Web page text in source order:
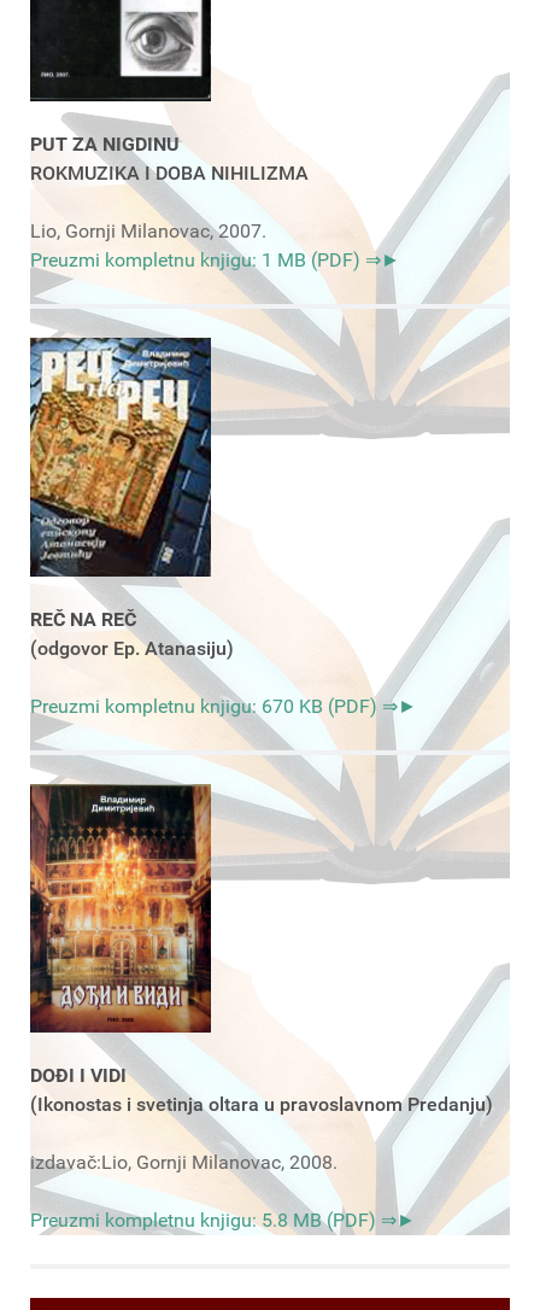
PUT ZA NIGDINU
ROKMUZIKA I DOBA NIHILIZMA
Lio, Gornji Milanovac, 2007.
Preuzmi kompletnu knjigu: 1 MB (PDF) ⇒►
REČ NA REČ
(odgovor Ep. Atanasiju)
Preuzmi kompletnu knjigu: 670 KB (PDF) ⇒►
DOĐI I VIDI
(Ikonostas i svetinja oltara u pravoslavnom Predanju)
izdavač:Lio, Gornji Milanovac, 2008.
Preuzmi kompletnu knjigu: 5.8 MB (PDF) ⇒►